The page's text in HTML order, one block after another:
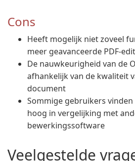
Cons
Heeft mogelijk niet zoveel
meer geavanceerde PDF-
De nauwkeurigheid van de
afhankelijk van de kwaliteit
document
Sommige gebruikers
hoog in vergelijking met
bewerkingssoftware
Veelgestelde